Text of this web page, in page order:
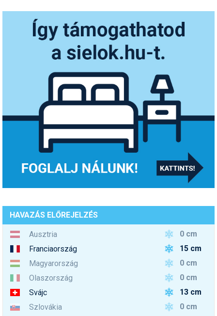
HAVAZÁS ELŐREJELZÉS
Ausztria
0 cm
Franciaország
15 cm
Magyarország
0 cm
Olaszország
0 cm
Svájc
13 cm
Szlovákia
0 cm